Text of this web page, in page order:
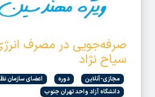
صرفه‌جویی در مصرف
سیاح نژاد
مجازی-آنلاین دوره
اعضای سازمان
دانشگاه آزاد واحد تهران جنوب